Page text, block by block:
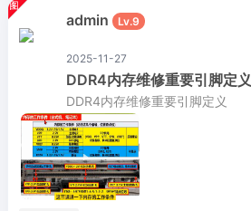
admin Lv.9
2025-11-27
DDR4内存维修重要引脚定义
DDR4内存维修重要引脚定义